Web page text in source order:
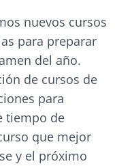
nuevos cursos
para preparar
del año.
de cursos de
para
tiempo de
que mejor
y el próximo